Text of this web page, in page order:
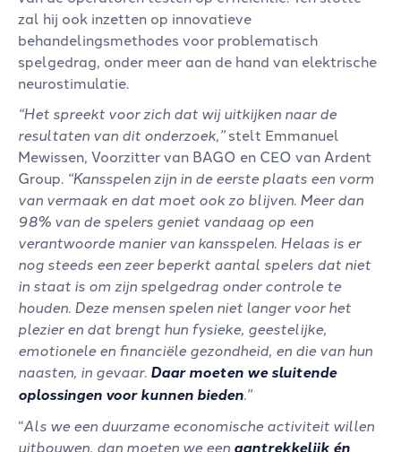
zal hij ook inzetten op innovatieve
behandelingsmethodes voor problematisch
spelgedrag, onder meer aan de hand van elektrische
neurostimulatie.
“Het spreekt voor zich dat wij uitkijken naar de
resultaten van dit onderzoek,”stelt Emmanuel
Mewissen, Voorzitter van BAGO en CEO van Ardent
Group. “Kansspelen zijn in de eerste plaats een vorm
van vermaak en dat moet ook zo blijven. Meer dan
98% van de spelers geniet vandaag op een
verantwoorde manier van kansspelen. Helaas is er
nog steeds een zeer beperkt aantal spelers dat niet
in staat is om zijn spelgedrag onder controle te
houden. Deze mensen spelen niet langer voor het
plezier en dat brengt hun fysieke, geestelijke,
emotionele en financiële gezondheid, en die van hun
naasten, in gevaar. Daar moeten we sluitende
oplossingen voor kunnen bieden.”
“Als we een duurzame economische activiteit willen
uitbouwen, dan moeten we een aantrekkelijk én